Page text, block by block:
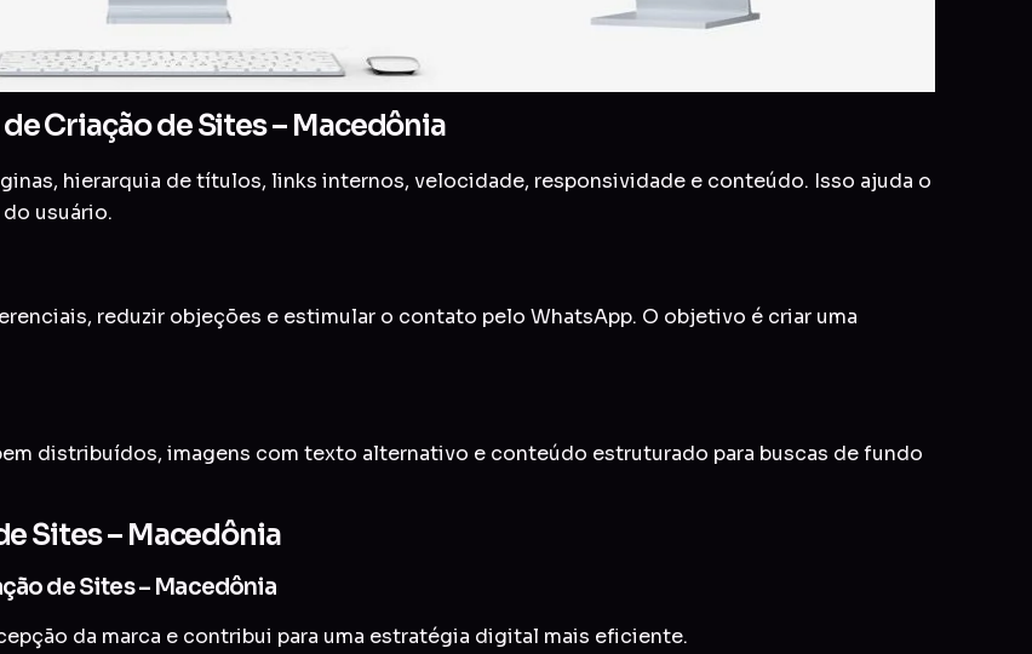
Criação de Sites – Macedônia
hierarquia de títulos, links internos, velocidade, responsividade e conteúdo. Isso ajuda o
usuário.
reduzir objeções e estimular o contato pelo WhatsApp. O objetivo é criar uma
distribuídos, imagens com texto alternativo e conteúdo estruturado para buscas de fundo
Sites – Macedônia
de Sites – Macedônia
da marca e contribui para uma estratégia digital mais eficiente.